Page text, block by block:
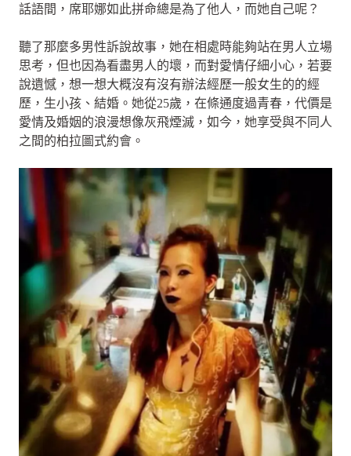
話語間，席耶娜如此拼命總是為了他人，而她自己呢？
聽了那麼多男性訴說故事，她在相處時能夠站在男人立場
思考，但也因為看盡男人的壞，而對愛情仔細小心，若要
說遺憾，想一想大概沒有沒有辦法經歷一般女生的的經
歷，生小孩、結婚。她從25歲，在條通度過青春，代價是
愛情及婚姻的浪漫想像灰飛煙滅，如今，她享受與不同人
之間的柏拉圖式約會。